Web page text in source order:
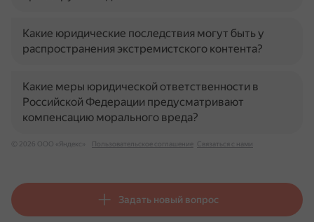
Какие юридические последствия могут быть у
распространения экстремистского контента?
Какие меры юридической ответственности в
Российской Федерации предусматривают
компенсацию морального вреда?
© 2026 ООО «Яндекс» Пользовательское соглашение Связаться с нами
Задать новый вопрос